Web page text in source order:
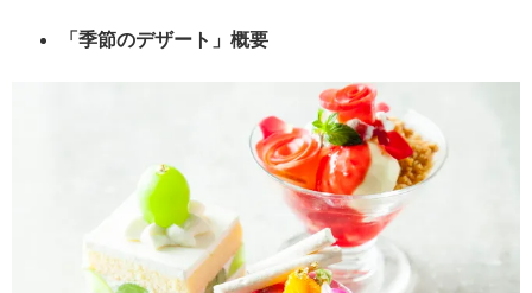
「季節のデザート」概要